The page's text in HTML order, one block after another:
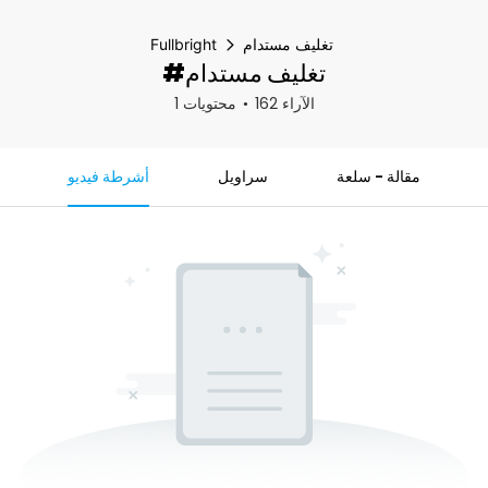
Fullbright تغليف مستدام
#تغليف مستدام
1 محتويات 162 الآراء
أشرطة فيديو سراويل مقالة - سلعة